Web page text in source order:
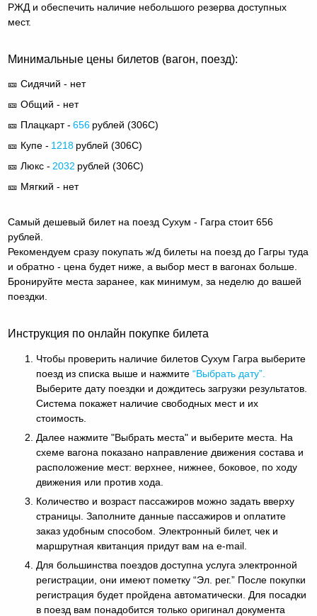
РЖД и обеспечить наличие небольшого резерва доступных
мест.
Минимальные цены билетов (вагон, поезд):
🎫 Сидячий - нет
🎫 Общий - нет
🎫 Плацкарт - 656 рублей (306С)
🎫 Купе - 1218 рублей (306С)
🎫 Люкс - 2032 рублей (306С)
🎫 Мягкий - нет
Самый дешевый билет на поезд Сухум - Гагра стоит 656
рублей.
Рекомендуем сразу покупать ж/д билеты на поезд до Гагры туда
и обратно - цена будет ниже, а выбор мест в вагонах больше.
Бронируйте места заранее, как минимум, за неделю до вашей
поездки.
Инструкция по онлайн покупке билета
Чтобы проверить наличие билетов Сухум Гагра выберите
поезд из списка выше и нажмите“Выбрать дату”.
Выберите дату поездки и дождитесь загрузки результатов.
Система покажет наличие свободных мест и их
стоимость.
Далее нажмите "Выбрать места" и выберите места. На
схеме вагона показано направление движения состава и
расположение мест: верхнее, нижнее, боковое, по ходу
движения или против хода.
Количество и возраст пассажиров можно задать вверху
страницы. Заполните данные пассажиров и оплатите
заказ удобным способом. Электронный билет, чек и
маршрутная квитанция придут вам на e-mail.
Для большинства поездов доступна услуга электронной
регистрации, они имеют пометку “Эл. рег.” После покупки
регистрация будет пройдена автоматически. Для посадки
в поезд вам понадобится только оригинал документа